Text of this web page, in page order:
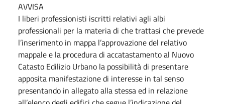
AVVISA
I liberi professionisti iscritti relativi agli albi
professionali per la materia di che trattasi che prevede
l’inserimento in mappa l’approvazione del relativo
mappale e la procedura di accatastamento al Nuovo
Catasto Edilizio Urbano la possibilità di presentare
apposita manifestazione di interesse in tal senso
presentando in allegato alla stessa ed in relazione